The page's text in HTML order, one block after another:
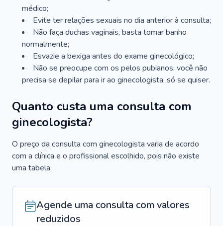
médico;
Evite ter relações sexuais no dia anterior à consulta;
Não faça duchas vaginais, basta tomar banho
normalmente;
Esvazie a bexiga antes do exame ginecológico;
Não se preocupe com os pelos pubianos: você não
precisa se depilar para ir ao ginecologista, só se quiser.
Quanto custa uma consulta com
ginecologista?
O preço da consulta com ginecologista varia de acordo
com a clínica e o profissional escolhido, pois não existe
uma tabela.
Agende uma consulta com valores
reduzidos